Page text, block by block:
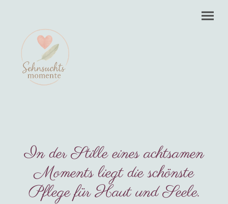
In der Stille eines achtsamen
Moments liegt die schönste
Pflege für Haut und Seele.